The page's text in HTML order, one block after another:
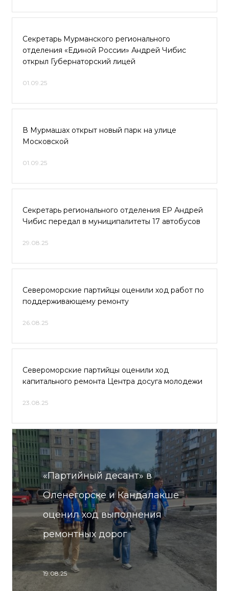
Секретарь Мурманского регионального
отделения «Единой России» Андрей Чибис
открыл Губернаторский лицей
01.09.25
В Мурмашах открыт новый парк на улице
Московской
01.09.25
Секретарь регионального отделения ЕР Андрей
Чибис передал в муниципалитеты 17 автобусов
29.08.25
Североморские партийцы оценили ход работ по
поддерживающему ремонту
26.08.25
Североморские партийцы оценили ход
капитального ремонта Центра досуга молодежи
23.08.25
«Партийный десант» в
Оленегорске и Кандалакше
оценил ход выполнения
ремонтных дорог
19.08.25